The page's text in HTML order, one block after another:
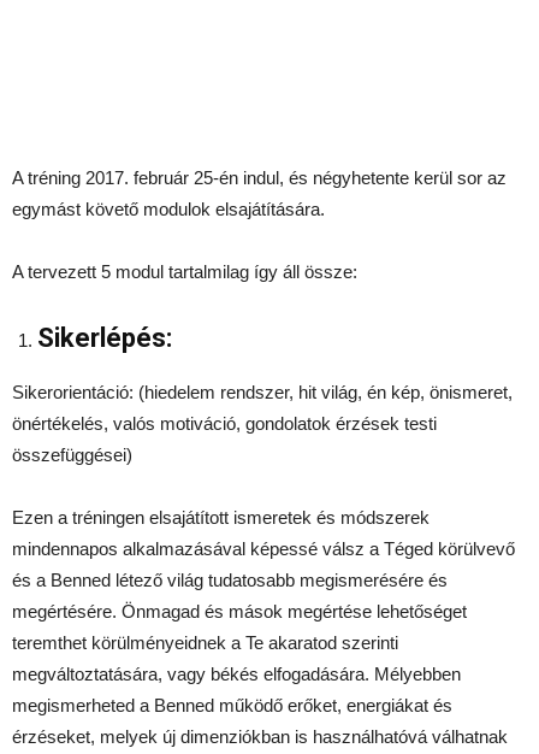
A tréning 2017. február 25-én indul, és négyhetente kerül sor az
egymást követő modulok elsajátítására.
A tervezett 5 modul tartalmilag így áll össze:
Sikerlépés:
Sikerorientáció: (hiedelem rendszer, hit világ, én kép, önismeret,
önértékelés, valós motiváció, gondolatok érzések testi
összefüggései)
Ezen a tréningen elsajátított ismeretek és módszerek
mindennapos alkalmazásával képessé válsz a Téged körülvevő
és a Benned létező világ tudatosabb megismerésére és
megértésére. Önmagad és mások megértése lehetőséget
teremthet körülményeidnek a Te akaratod szerinti
megváltoztatására, vagy békés elfogadására. Mélyebben
megismerheted a Benned működő erőket, energiákat és
érzéseket, melyek új dimenziókban is használhatóvá válhatnak